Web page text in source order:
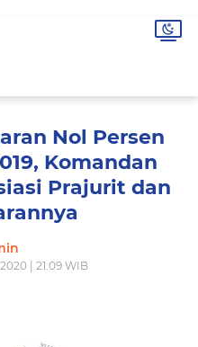
Nol Persen
Komandan
Prajurit dan
| 21.09 WIB